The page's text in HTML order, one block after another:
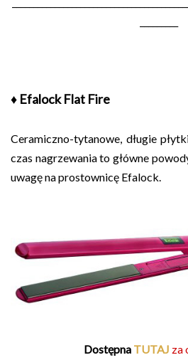
♦ Efalock Flat Fire
Ceramiczno-tytanowe, długie
czas nagrzewania to główne
uwagę na prostownicę Efalock.
Dostępna TUTAJ za